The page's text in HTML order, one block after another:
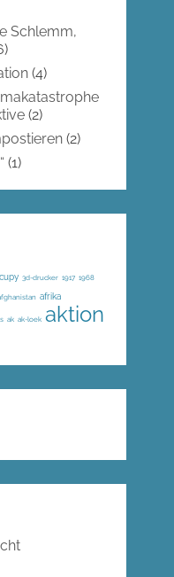
Schlemm,
(4)
(2)
(2)
(1)
3d-drucker 1917 1968
afrika
ak ak-loek aktion